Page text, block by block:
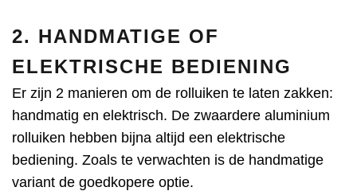
2. HANDMATIGE OF
ELEKTRISCHE BEDIENING
Er zijn 2 manieren om de rolluiken te laten zakken:
handmatig en elektrisch. De zwaardere aluminium
rolluiken hebben bijna altijd een elektrische
bediening. Zoals te verwachten is de handmatige
variant de goedkopere optie.